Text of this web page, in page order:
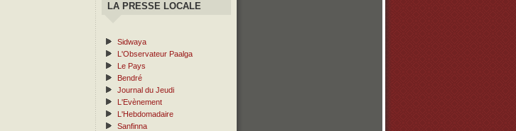
LA PRESSE LOCALE
Sidwaya
L'Observateur Paalga
Le Pays
Bendré
Journal du Jeudi
L'Evènement
L'Hebdomadaire
Sanfinna